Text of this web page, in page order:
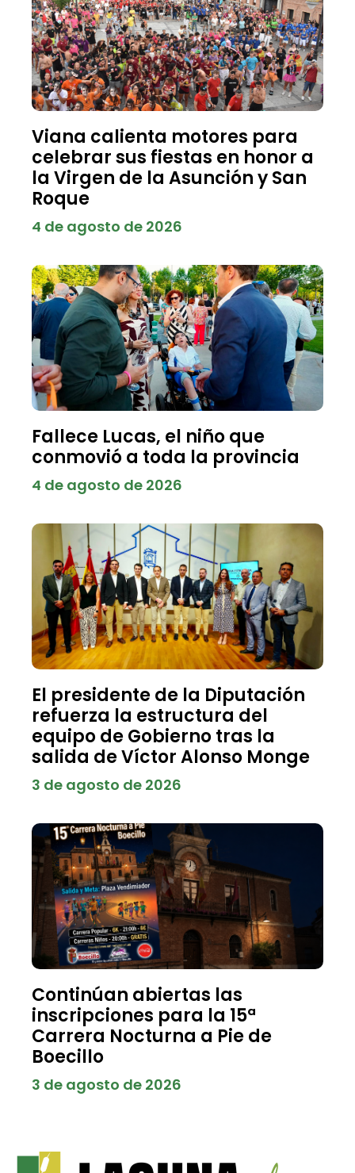
Viana calienta motores para
celebrar sus fiestas en honor a
la Virgen de la Asunción y San
Roque
4 de agosto de 2026
Fallece Lucas, el niño que
conmovió a toda la provincia
4 de agosto de 2026
El presidente de la Diputación
refuerza la estructura del
equipo de Gobierno tras la
salida de Víctor Alonso Monge
3 de agosto de 2026
Continúan abiertas las
inscripciones para la 15ª
Carrera Nocturna a Pie de
Boecillo
3 de agosto de 2026